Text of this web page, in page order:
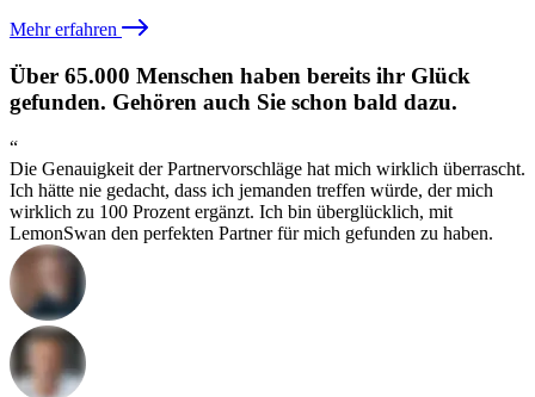
Mehr erfahren
Über 65.000 Menschen haben bereits ihr Glück
gefunden. Gehören auch Sie schon bald dazu.
“
Die Genauigkeit der Partnervorschläge hat mich wirklich überrascht.
Ich hätte nie gedacht, dass ich jemanden treffen würde, der mich
wirklich zu 100 Prozent ergänzt. Ich bin überglücklich, mit
LemonSwan den perfekten Partner für mich gefunden zu haben.